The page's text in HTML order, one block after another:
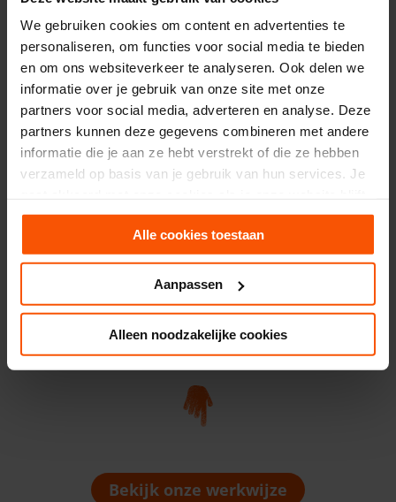
We gebruiken cookies om content en advertenties te
personaliseren, om functies voor social media te bieden
en om ons websiteverkeer te analyseren. Ook delen we
informatie over je gebruik van onze site met onze
partners voor social media, adverteren en analyse. Deze
partners kunnen deze gegevens combineren met andere
informatie die je aan ze hebt verstrekt of die ze hebben
verzameld op basis van je gebruik van hun services. Je
gebruiken.
Alle cookies toestaan
Aanpassen
Alleen noodzakelijke cookies
Bekijk onze werkwijze